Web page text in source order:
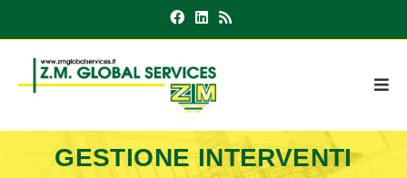
GESTIONE INTERVENTI